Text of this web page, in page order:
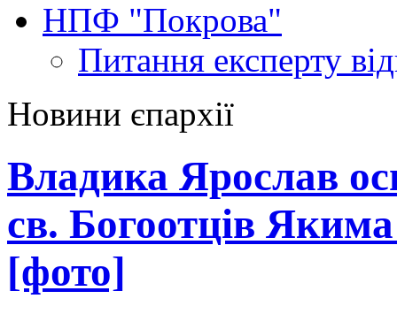
НПФ "Покрова"
Питання експерту
Новини єпархії
Владика Ярослав
св. Богоотців
[фото]